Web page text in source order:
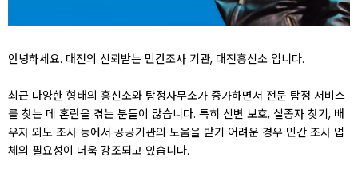
안녕하세요. 대전의 신뢰받는 민간조사 기관, 대전흥신소 입니다.
최근 다양한 형태의 흥신소와 탐정사무소가 증가하면서 전문 탐정 서비스
를 찾는 데 혼란을 겪는 분들이 많습니다. 특히 신변 보호, 실종자 찾기, 배
우자 외도 조사 등에서 공공기관의 도움을 받기 어려운 경우 민간 조사 업
체의 필요성이 더욱 강조되고 있습니다.